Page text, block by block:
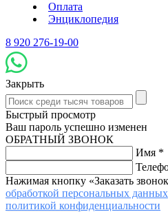
Оплата
Энциклопедия
8 920 276-19-00
Закрыть
Быстрый просмотр
Ваш пароль успешно изменен
ОБРАТНЫЙ ЗВОНОК
Имя *
Нажимая кнопку «Заказать
обработкой персональных данных
политикой конфиденциальности